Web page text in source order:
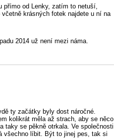
přímo od Lenky, zatím to netuší,
krásných fotek najdete u ní na
2014 už není mezi náma.
ty začátky byly dost náročné.
kolikrát měla až strach, aby se něco
taky se pěkně otrkala. Ve společnosti
všechno líbit. Být to jinej pes, tak si